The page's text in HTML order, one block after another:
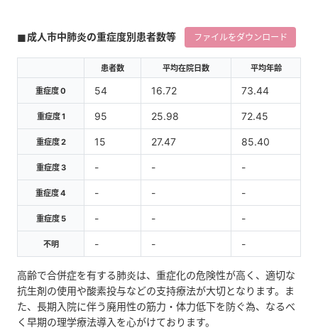
成人市中肺炎の重症度別患者数等 ファイルをダウンロード
患者数 平均在院日数
平均年齢
重症度 0
54 16.72 73.44
重症度 1 95 25.98 72.45
重症度 2 15 27.47 85.40
重症度 3 - - -
重症度 4 - - -
重症度 5 - - -
不明 - - -
高齢で合併症を有する肺炎は、重症化の危険性が高く、適切な
抗生剤の使用や酸素投与などの支持療法が大切となります。ま
た、長期入院に伴う廃用性の筋力・体力低下を防ぐ為、なるべ
く早期の理学療法導入を心がけております。